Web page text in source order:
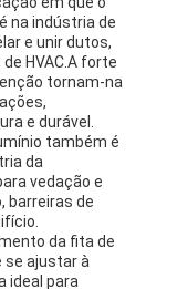
na indústria de
e unir dutos,
HVAC.A forte
tornam-na
e durável.
também é
da
vedação e
barreiras de
da fita de
se ajustar à
ideal para